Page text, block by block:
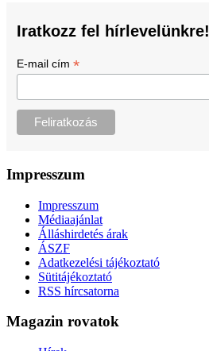
Iratkozz fel hírlevelünkre!
E-mail cím *
Impresszum
Impresszum
Médiaajánlat
Álláshirdetés árak
ÁSZF
Adatkezelési tájékoztató
Sütitájékoztató
RSS hírcsatorna
Magazin rovatok